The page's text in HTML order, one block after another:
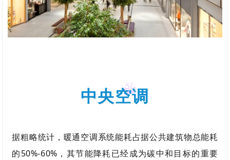
中央空调
据粗略统计，暖通空调系统能耗占据公共建筑物总能耗
的50%-60%，其节能降耗已经成为碳中和目标的重要